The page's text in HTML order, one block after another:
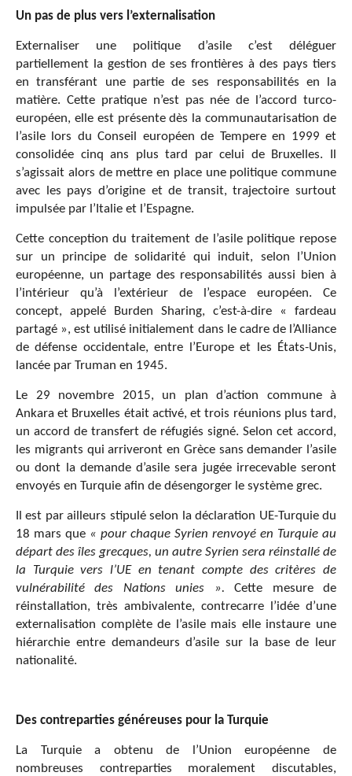
Un pas de plus vers l’externalisation
Externaliser une politique d’asile c’est déléguer
partiellement la gestion de ses frontières à des pays tiers
en transférant une partie de ses responsabilités en la
matière. Cette pratique n’est pas née de l’accord turco-
européen, elle est présente dès la communautarisation de
l’asile lors du Conseil européen de Tempere en 1999 et
consolidée cinq ans plus tard par celui de Bruxelles. Il
s’agissait alors de mettre en place une politique commune
avec les pays d’origine et de transit, trajectoire surtout
impulsée par l’Italie et l’Espagne.
Cette conception du traitement de l’asile politique repose
sur un principe de solidarité qui induit, selon l’Union
européenne, un partage des responsabilités aussi bien à
l’intérieur qu’à l’extérieur de l’espace européen. Ce
concept, appelé Burden Sharing, c’est-à-dire « fardeau
partagé », est utilisé initialement dans le cadre de l’Alliance
de défense occidentale, entre l’Europe et les États-Unis,
lancée par Truman en 1945.
Le 29 novembre 2015, un plan d’action commune à
Ankara et Bruxelles était activé, et trois réunions plus tard,
un accord de transfert de réfugiés signé. Selon cet accord,
les migrants qui arriveront en Grèce sans demander l’asile
ou dont la demande d’asile sera jugée irrecevable seront
envoyés en Turquie afin de désengorger le système grec.
Il est par ailleurs stipulé selon la déclaration UE-Turquie du
18 mars que « pour chaque Syrien renvoyé en Turquie au
départ des îles grecques, un autre Syrien sera réinstallé de
la Turquie vers l’UE en tenant compte des critères de
vulnérabilité des Nations unies ».Cette mesure de
réinstallation, très ambivalente, contrecarre l’idée d’une
externalisation complète de l’asile mais elle instaure une
hiérarchie entre demandeurs d’asile sur la base de leur
nationalité.
Des contreparties généreuses pour la Turquie
La Turquie a obtenu de l’Union européenne de
nombreuses contreparties moralement discutables,